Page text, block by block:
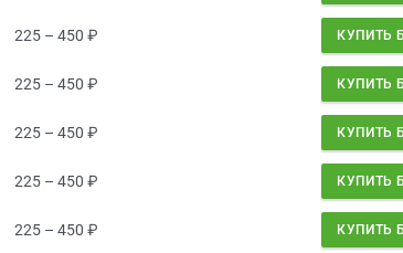
225 – 450 ₽ КУПИТЬ
225 – 450 ₽ КУПИТЬ
225 – 450 ₽ КУПИТЬ
225 – 450 ₽ КУПИТЬ
225 – 450 ₽ КУПИТЬ